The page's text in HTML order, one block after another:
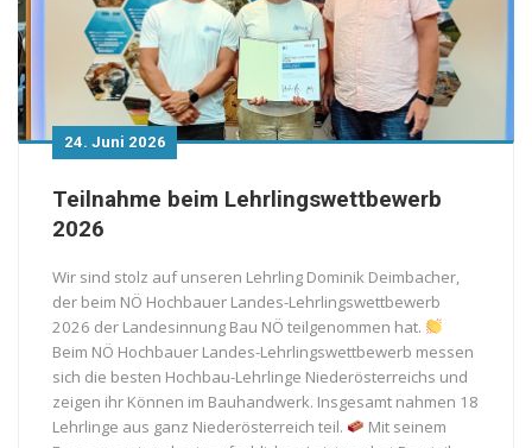
24. Juni 2026
Teilnahme beim Lehrlingswettbewerb
2026
Wir sind stolz auf unseren Lehrling Dominik Deimbacher,
der beim NÖ Hochbauer Landes-Lehrlingswettbewerb
2026 der Landesinnung Bau NÖ teilgenommen hat.
Beim NÖ Hochbauer Landes-Lehrlingswettbewerb messen
sich die besten Hochbau-Lehrlinge Niederösterreichs und
zeigen ihr Können im Bauhandwerk. Insgesamt nahmen 18
Lehrlinge aus ganz Niederösterreich teil.
Mit seinem